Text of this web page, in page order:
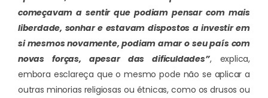
começavam a sentir que podiam pensar com mais
liberdade, sonhar e estavam dispostos a investir em
si mesmos novamente, podiam amar o seu país com
novas forças, apesar das dificuldades”, explica,
embora esclareça que o mesmo pode não se aplicar a
outras minorias religiosas ou étnicas, como os drusos ou